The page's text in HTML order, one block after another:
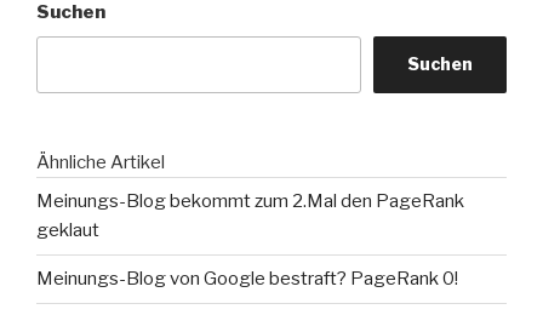
Suchen
Suchen
Ähnliche Artikel
Meinungs-Blog bekommt zum 2.Mal den PageRank
geklaut
Meinungs-Blog von Google bestraft? PageRank 0!